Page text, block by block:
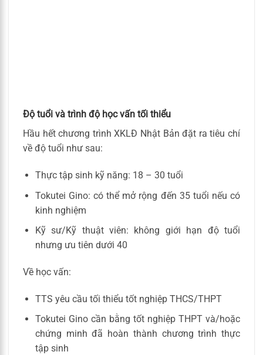
Độ tuổi và trình độ học vấn tối thiểu
Hầu hết chương trình XKLĐ Nhật Bản đặt ra tiêu chí
về độ tuổi như sau:
Thực tập sinh kỹ năng: 18 – 30 tuổi
Tokutei Gino: có thể mở rộng đến 35 tuổi nếu có
kinh nghiệm
Kỹ sư/Kỹ thuật viên: không giới hạn độ tuổi
nhưng ưu tiên dưới 40
Về học vấn:
TTS yêu cầu tối thiểu tốt nghiệp THCS/THPT
Tokutei Gino cần bằng tốt nghiệp THPT và/hoặc
chứng minh đã hoàn thành chương trình thực
tập sinh